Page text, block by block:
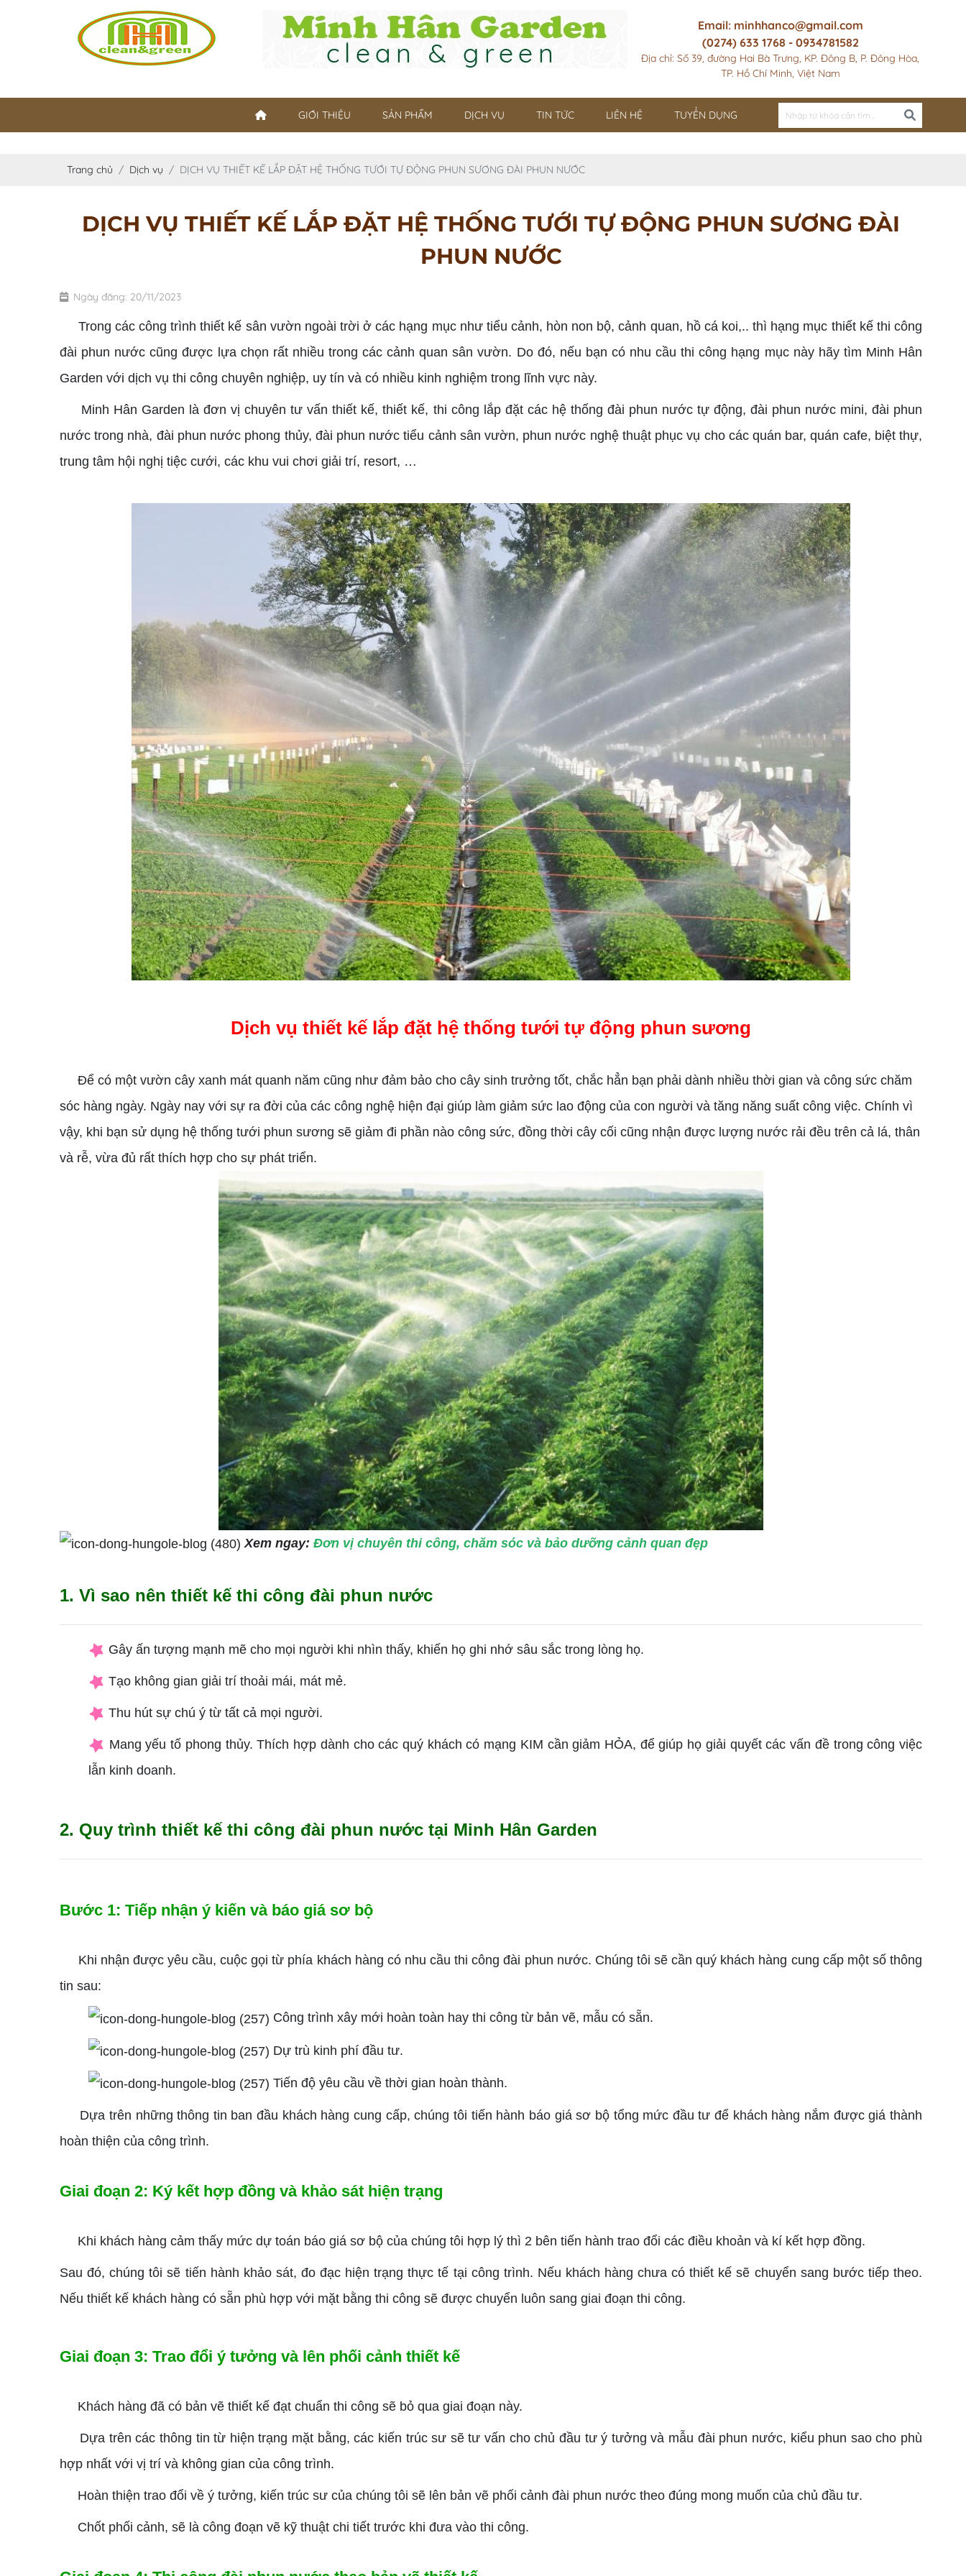
Email: minhhanco@gmail.com
(0274) 633 1768 - 0934781582
Địa chỉ: Số 39, đường Hai Bà Trưng, KP. Đông B, P. Đông Hòa,
TP. Hồ Chí Minh, Việt Nam
GIỚI THIỆU SẢN PHẨM DỊCH VỤ TIN TỨC LIÊN HỆ TUYỂN DỤNG
Trang chủ Dịch vụ DỊCH VỤ THIẾT KẾ LẮP ĐẶT HỆ THỐNG TƯỚI TỰ ĐỘNG PHUN SƯƠNG ĐÀI PHUN NƯỚC
DỊCH VỤ THIẾT KẾ LẮP ĐẶT HỆ THỐNG TƯỚI TỰ ĐỘNG PHUN SƯƠNG ĐÀI
PHUN NƯỚC
Ngày đăng: 20/11/2023
Trong các công trìnhthiết kế sân vườn ngoài trời ở các hạng mục như tiểu cảnh, hòn non bộ, cảnh quan, hồ cá koi,.. thì hạng mục thiết kế thi công
đài phun nước cũng được lựa chọn rất nhiều trong các cảnh quan sân vườn. Do đó, nếu bạn có nhu cầu thi công hạng mục này hãy tìm Minh Hân
Garden với dịch vụ thi công chuyên nghiệp, uy tín và có nhiều kinh nghiệm trong lĩnh vực này.
Minh Hân Garden là đơn vị chuyên tư vấn thiết kế, thiết kế, thi công lắp đặt các hệ thống đài phun nước tự động, đài phun nước mini, đài phun
nước trong nhà, đài phun nước phong thủy, đài phun nước tiểu cảnh sân vườn, phun nước nghệ thuật phục vụ cho các quán bar, quán cafe, biệt thự,
trung tâm hội nghị tiệc cưới, các khu vui chơi giải trí, resort, …
Dịch vụ thiết kế lắp đặt hệ thống tưới tự động phun sương
Để có một vườn cây xanh mát quanh năm cũng như đảm bảo cho cây sinh trưởng tốt, chắc hẳn bạn phải dành nhiều thời gian và công sức chăm
sóc hàng ngày. Ngày nay với sự ra đời của các công nghệ hiện đại giúp làm giảm sức lao động của con người và tăng năng suất công việc. Chính vì
vậy, khi bạn sử dụng hệ thống tưới phun sương sẽ giảm đi phần nào công sức, đồng thời cây cối cũng nhận được lượng nước rải đều trên cả lá, thân
và rễ, vừa đủ rất thích hợp cho sự phát triển.
Xem ngay: Đơn vị chuyên thi công, chăm sóc và bảo dưỡng cảnh quan đẹp
1. Vì sao nên thiết kế thi công đài phun nước
Gây ấn tượng mạnh mẽ cho mọi người khi nhìn thấy, khiến họ ghi nhớ sâu sắc trong lòng họ.
Tạo không gian giải trí thoải mái, mát mẻ.
Thu hút sự chú ý từ tất cả mọi người.
Mang yếu tố phong thủy.Thích hợp dành cho các quý khách có mạng KIM cần giảm HỎA, để giúp họ giải quyết các vấn đề trong công việc
lẫn kinh doanh.
2. Quy trình thiết kế thi công đài phun nước tại Minh Hân Garden
Bước 1: Tiếp nhận ý kiến và báo giá sơ bộ
Khi nhận được yêu cầu, cuộc gọi từ phía khách hàng có nhu cầu thi công đài phun nước. Chúng tôi sẽ cần quý khách hàng cung cấp một số thông
tin sau:
Công trình xây mới hoàn toàn hay thi công từ bản vẽ, mẫu có sẵn.
Dự trù kinh phí đầu tư.
Tiến độ yêu cầu về thời gian hoàn thành.
Dựa trên những thông tin ban đầu khách hàng cung cấp, chúng tôi tiến hành báo giá sơ bộ tổng mức đầu tư để khách hàng nắm được giá thành
hoàn thiện của công trình.
Giai đoạn 2: Ký kết hợp đồng và khảo sát hiện trạng
Khi khách hàng cảm thấy mức dự toán báo giá sơ bộ của chúng tôi hợp lý thì 2 bên tiến hành trao đổi các điều khoản và kí kết hợp đồng.
Sau đó, chúng tôi sẽ tiến hành khảo sát, đo đạc hiện trạng thực tế tại công trình. Nếu khách hàng chưa có thiết kế sẽ chuyển sang bước tiếp theo.
Nếu thiết kế khách hàng có sẵn phù hợp với mặt bằng thi công sẽ được chuyển luôn sang giai đoạn thi công.
Giai đoạn 3: Trao đổi ý tưởng và lên phối cảnh thiết kế
Khách hàng đã có bản vẽ thiết kế đạt chuẩn thi công sẽ bỏ qua giai đoạn này.
Dựa trên các thông tin từ hiện trạng mặt bằng, các kiến trúc sư sẽ tư vấn cho chủ đầu tư ý tưởng và mẫu đài phun nước, kiểu phun sao cho phù
hợp nhất với vị trí và không gian của công trình.
Hoàn thiện trao đổi về ý tưởng, kiến trúc sư của chúng tôi sẽ lên bản vẽ phối cảnh đài phun nước theo đúng mong muốn của chủ đầu tư.
Chốt phối cảnh, sẽ là công đoạn vẽ kỹ thuật chi tiết trước khi đưa vào thi công.